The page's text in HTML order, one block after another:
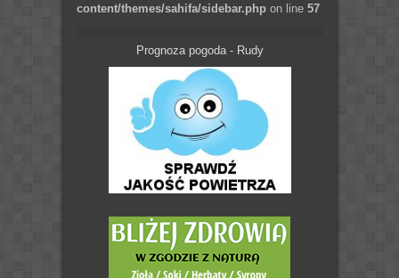
content/themes/sahifa/sidebar.phpon line 57
Prognoza pogoda - Rudy